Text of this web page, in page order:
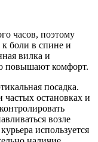
часов, поэтому
к боли в спине и
вилка и
повышают комфорт.
посадка.
частых остановках и
возле
используется